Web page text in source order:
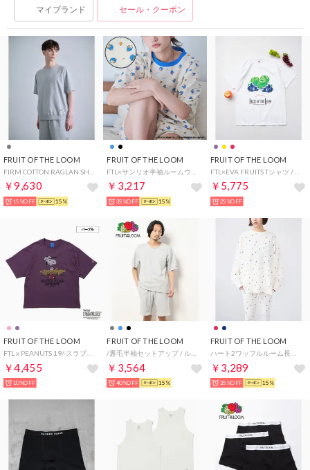
マイブランド セール・クーポン
FRUIT OF THE LOOM
￥9,630
15%OFF 15%
FRUIT OF THE LOOM
￥3,217
35%OFF 15%
FRUIT OF THE LOOM
￥5,775
25%OFF
FRUIT OF THE LOOM
￥4,455
10%OFF
FRUIT OF THE LOOM
￥3,564
40%OFF 15%
FRUIT OF THE LOOM
ハート2ワッフルルーム長袖上下 / 長袖上下2点セット / ブランドロゴ総柄 / ワンマイルウェア （ネイビー）
￥3,289
35%OFF 15%